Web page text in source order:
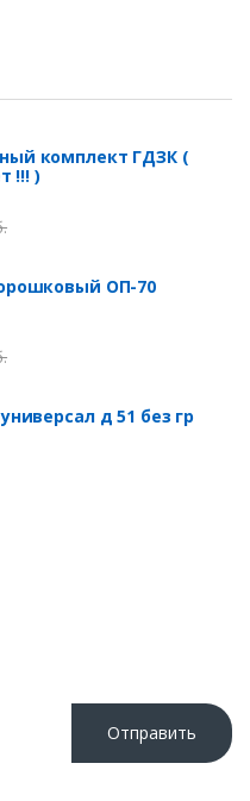
комплект ГДЗК (
!!! )
ОП-70
д 51 без гр
Отправить